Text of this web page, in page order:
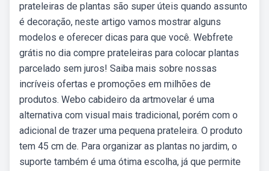
prateleiras de plantas são super úteis quando assunto
é decoração, neste artigo vamos mostrar alguns
modelos e oferecer dicas para que você. Webfrete
grátis no dia compre prateleiras para colocar plantas
parcelado sem juros! Saiba mais sobre nossas
incríveis ofertas e promoções em milhões de
produtos. Webo cabideiro da artmovelar é uma
alternativa com visual mais tradicional, porém com o
adicional de trazer uma pequena prateleira. O produto
tem 45 cm de. Para organizar as plantas no jardim, o
suporte também é uma ótima escolha, já que permite